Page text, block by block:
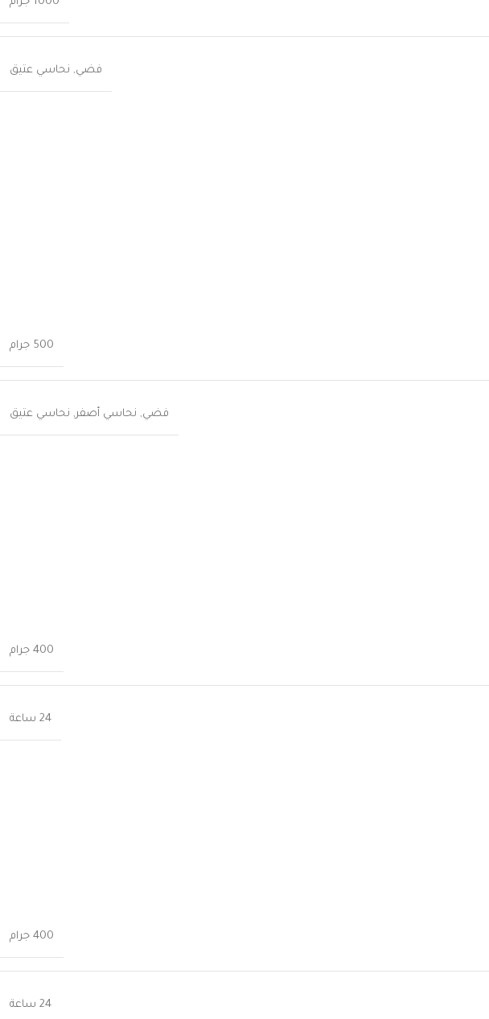
فضي, نحاسي عتيق
500 جرام
فضي, نحاسي أصفر , نحاسي عتيق
400 جرام
24 ساعة
400 جرام
24 ساعة